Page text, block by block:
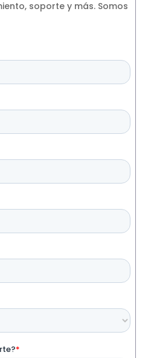
soporte y más. Somos